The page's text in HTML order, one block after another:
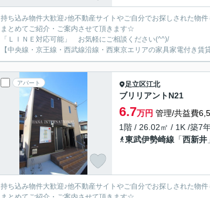
持ち込み物件大歓迎♪他不動産サイトやご自分でお探しされた物件
まとめてご紹介・ご案内させて頂きます☆
「ＬＩＮＥ対応可能」 お気軽にご相談ください(^^)/
【中央線・京王線・西武線沿線・西東京エリアの家具家電付き賃
アパート 足立区江北
ブリリアントN21
6.7万円 管理/共益費
1階 / 26.02㎡ / 1K /築7
東武伊勢崎線 「西新井
持ち込み物件大歓迎♪他不動産サイトやご自分でお探しされた物件